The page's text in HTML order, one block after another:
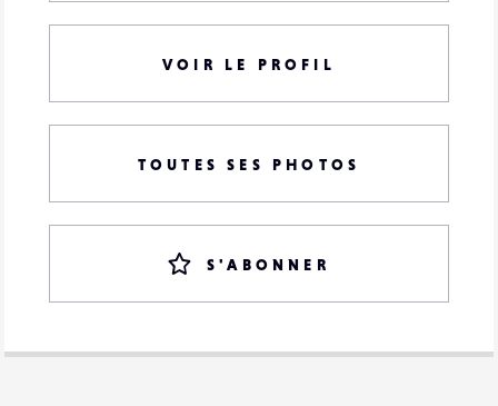
VOIR LE PROFIL
TOUTES SES PHOTOS
S'ABONNER